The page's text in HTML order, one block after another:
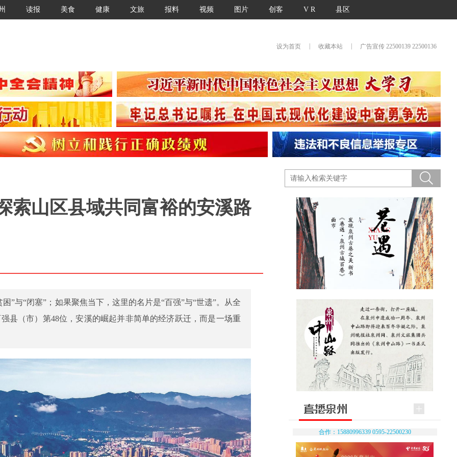
读报 美食 健康 文旅 报料 视频 图片 创客 V R 县区
设为首页 收藏本站 广告宣传 22500139 22500136
索山区县域共同富裕的安溪路
”与“闭塞”；如果聚焦当下，这里的名片是“百强”与“世遗”。从全
县（市）第48位，安溪的崛起并非简单的经济跃迁，而是一场重
合作：15880996339 0595-22500230